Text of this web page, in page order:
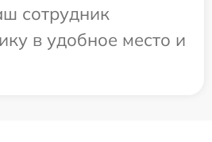
сотрудник
в удобное место и